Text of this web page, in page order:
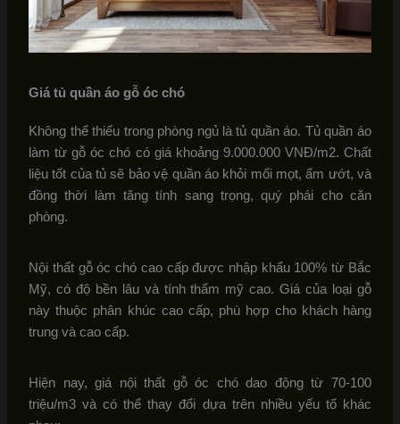
Giá tủ quần áo gỗ óc chó
Không thể thiếu trong phòng ngủ là tủ quần áo. Tủ quần áo
làm từ gỗ óc chó có giá khoảng 9.000.000 VNĐ/m2. Chất
liệu tốt của tủ sẽ bảo vệ quần áo khỏi mối mọt, ẩm ướt, và
đồng thời làm tăng tính sang trọng, quý phái cho căn
phòng.
Nội thất gỗ óc chó cao cấp được nhập khẩu 100% từ Bắc
Mỹ, có độ bền lâu và tính thẩm mỹ cao. Giá của loại gỗ
này thuộc phân khúc cao cấp, phù hợp cho khách hàng
trung và cao cấp.
Hiện nay, giá nội thất gỗ óc chó dao động từ 70-100
triệu/m3 và có thể thay đổi dựa trên nhiều yếu tố khác